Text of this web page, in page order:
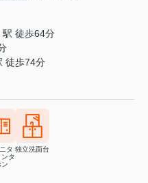
駅 徒歩64分
徒歩74分
タ
タ
ン
独立洗面台